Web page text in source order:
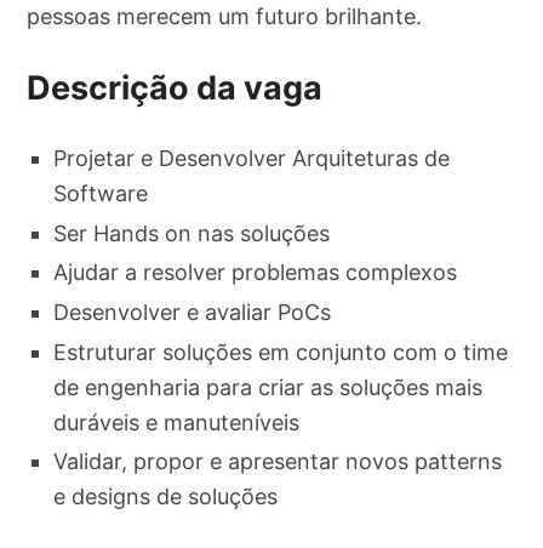
pessoas merecem um futuro brilhante.
Descrição da vaga
Projetar e Desenvolver Arquiteturas de
Software
Ser Hands on nas soluções
Ajudar a resolver problemas complexos
Desenvolver e avaliar PoCs
Estruturar soluções em conjunto com o time
de engenharia para criar as soluções mais
duráveis e manuteníveis
Validar, propor e apresentar novos patterns
e designs de soluções